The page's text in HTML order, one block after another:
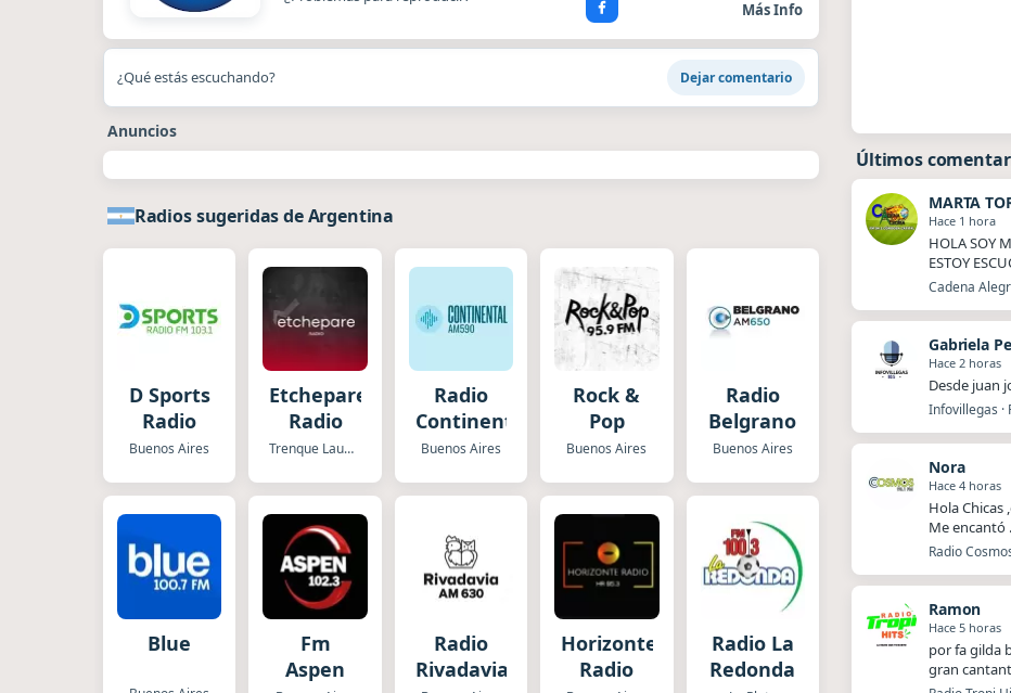
Más Info
¿Qué estás escuchando? Dejar comentario
Anuncios
Radios sugeridas de Argentina
D Sports
Radio
Buenos Aires
Etchepare
Radio
Trenque Lauquen
Radio
Continental
Buenos Aires
Rock &
Pop
Buenos Aires
Radio
Belgrano
Buenos Aires
Blue
Fm
Aspen
Radio
Rivadavia
Horizonte
Radio
Radio La
Redonda
Últimos
MARTA
Hace 1 hora
HOLA SOY
ESTOY
Cadena
Gabriela
Hace 2 horas
Desde juan
Infovillegas ·
Nora
Hace 4 horas
Hola Chicas
Me encantó
Radio
Ramon
Hace 5 horas
por fa gilda
gran